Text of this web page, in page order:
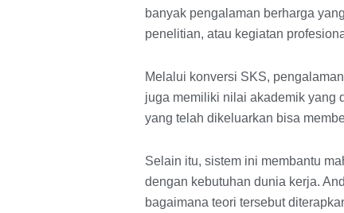
banyak pengalaman berharga
penelitian, atau kegiatan
Melalui konversi SKS,
juga memiliki nilai akademik yang
yang telah dikeluarkan bisa
Selain itu, sistem ini membantu
dengan kebutuhan dunia kerja.
bagaimana teori tersebut